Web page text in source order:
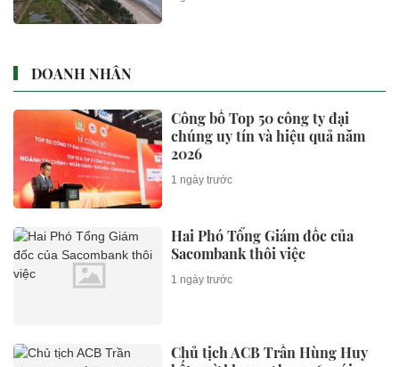
DOANH NHÂN
Công bố Top 50 công ty đại
chúng uy tín và hiệu quả năm
2026
1 ngày trước
Hai Phó Tổng Giám đốc của
Sacombank thôi việc
1 ngày trước
Chủ tịch ACB Trần Hùng Huy